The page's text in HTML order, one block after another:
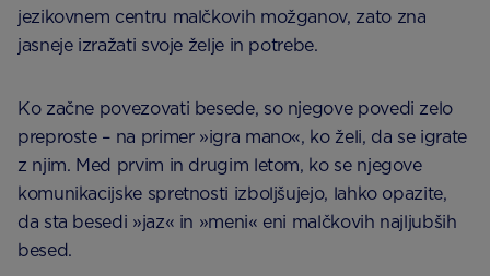
jezikovnem centru malčkovih možganov, zato zna
jasneje izražati svoje želje in potrebe.
Ko začne povezovati besede, so njegove povedi zelo
preproste – na primer »igra mano«, ko želi, da se igrate
z njim. Med prvim in drugim letom, ko se njegove
komunikacijske spretnosti izboljšujejo, lahko opazite,
da sta besedi »jaz« in »meni« eni malčkovih najljubših
besed.